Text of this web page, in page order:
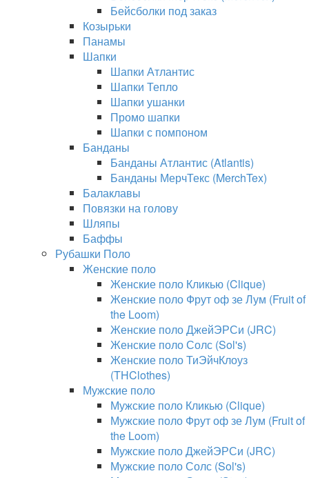
Бейсболки под заказ
Козырьки
Панамы
Шапки
Шапки Атлантис
Шапки Тепло
Шапки ушанки
Промо шапки
Шапки с помпоном
Банданы
Банданы Атлантис (Atlantis)
Банданы МерчТекс (MerchTex)
Балаклавы
Повязки на голову
Шляпы
Баффы
Рубашки Поло
Женские поло
Женские поло Кликью (Clique)
Женские поло Фрут оф зе Лум (Fruit of
the Loom)
Женские поло ДжейЭРСи (JRC)
Женские поло Солс (Sol's)
Женские поло ТиЭйчКлоуз
(THClothes)
Мужские поло
Мужские поло Кликью (Clique)
Мужские поло Фрут оф зе Лум (Fruit of
the Loom)
Мужские поло ДжейЭРСи (JRC)
Мужские поло Солс (Sol's)